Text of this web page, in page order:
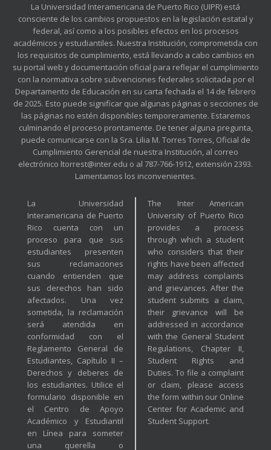
La Universidad Interamericana de Puerto Rico (UIPR) está
consciente de los cambios propuestos en la legislación estatal y
federal, así como a los posibles efectos en los procesos
académicos y estudiantiles. Nuestra Institución, comprometida con
los requisitos de cumplimiento, está llevando a cabo cambios en
su portal web y documentación oficial para reflejar el cumplimiento
con la normativa sobre subvenciones federales solicitada por el
Departamento de Educación en su carta fechada el 14 de febrero
de 2025. Esto puede significar que algunas páginas o secciones de
las páginas no estén disponibles temporeramente. Estaremos
culminando el proceso prontamente. De tener alguna pregunta,
puede comunicarse con la Sra. Lilia M. Torres Torres, Oficial de
Cumplimiento Gerencial de nuestra Institución, al correo
electrónico ltorrest@inter.edu o al 787-766-1912, extensión 2393.
Lamentamos los inconvenientes.
La Universidad
Interamericana de Puerto
Rico cuenta con un
proceso para que sus
estudiantes presenten
sus reclamaciones
cuando entienden que
sus derechos han sido
afectados. Una vez
sometida, la reclamación
será atendida en
conformidad con el
Reglamento General de
Estudiantes, Capítulo II –
Derechos y deberes de
los estudiantes. Utilice el
formulario disponible en
el Centro de Apoyo
Académico y Estudiantil
en Línea para someter
una querella o
The Inter American
University of Puerto Rico
provides a process
through which a student
who considers that their
rights have been affected
may address complaints
and grievances. After the
student submits a claim,
their grievance will be
addressed in accordance
with the General Student
Regulations, Chapter II,
Student Rights and
Duties. To file a complaint
or claim, please access
the form within our Online
Center for Academic and
Student Support.